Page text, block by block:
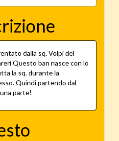
dalla sq. Volpi del
Questo ban nasce con lo
la sq. durante la
Quindi partendo dal
parte!